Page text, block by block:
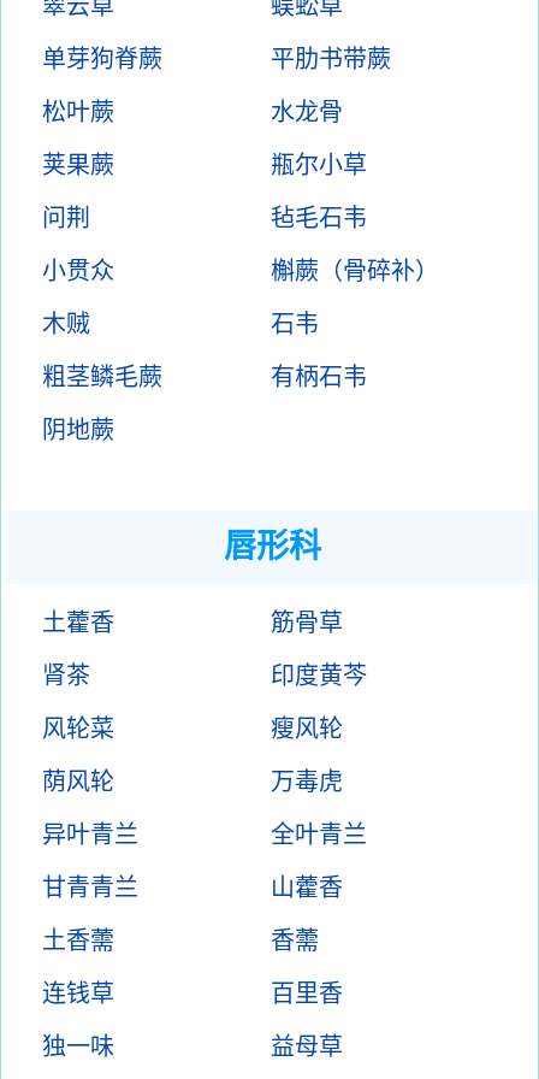
翠云草
蜈蚣草
单芽狗脊蕨
平肋书带蕨
松叶蕨
水龙骨
荚果蕨
瓶尔小草
问荆
毡毛石韦
小贯众
槲蕨（骨碎补）
木贼
石韦
粗茎鳞毛蕨
有柄石韦
阴地蕨
唇形科
土藿香
筋骨草
肾茶
印度黄芩
风轮菜
瘦风轮
荫风轮
万毒虎
异叶青兰
全叶青兰
甘青青兰
山藿香
土香薷
香薷
连钱草
百里香
独一味
益母草